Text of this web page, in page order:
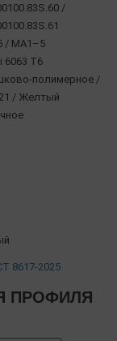
/
/ МА1–5
6063 Т6
полимерное /
/ Желтый
8617-2025
ПРОФИЛЯ